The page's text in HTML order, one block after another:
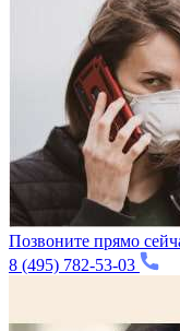
Позвоните прямо
8 (495) 782-53-03